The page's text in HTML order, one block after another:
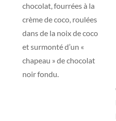
chocolat, fourrées à la
crème de coco, roulées
dans de la noix de coco
et surmonté d’un «
chapeau » de chocolat
noir fondu.